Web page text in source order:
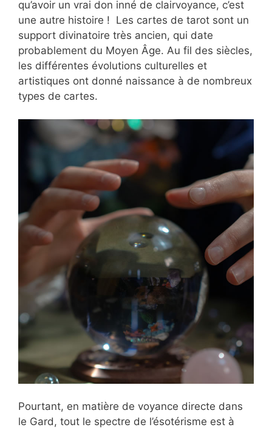
qu’avoir un vrai don inné de clairvoyance, c’est
une autre histoire ! Les cartes de tarot sont un
support divinatoire très ancien, qui date
probablement du Moyen Âge. Au fil des siècles,
les différentes évolutions culturelles et
artistiques ont donné naissance à de nombreux
types de cartes.
Pourtant, en matière de voyance directe dans
le Gard, tout le spectre de l’ésotérisme est à